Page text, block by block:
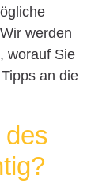
werden
worauf Sie
an die
des